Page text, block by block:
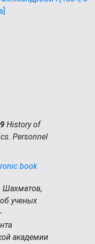
History of
Personnel
book
Шахматов,
ученых
академии